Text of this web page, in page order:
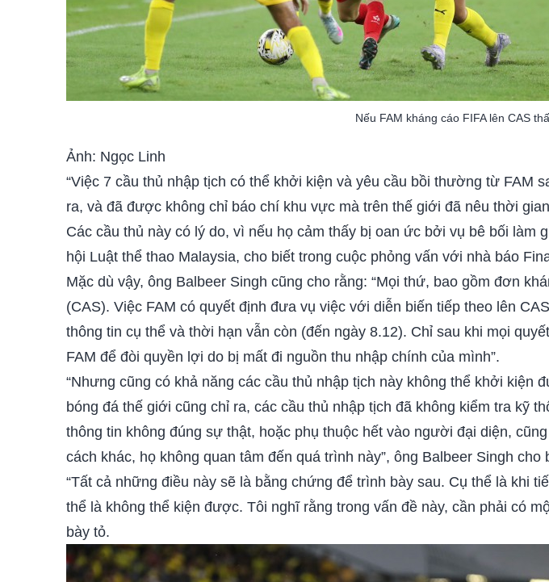
Nếu FAM kháng cáo FIFA lên CAS
Ảnh: Ngọc Linh
“Việc 7 cầu thủ nhập tịch có thể khởi kiện và yêu cầu bồi thường từ FAM
ra, và đã được không chỉ báo chí khu vực mà trên thế giới đã nêu thời
Các cầu thủ này có lý do, vì nếu họ cảm thấy bị oan ức bởi vụ bê bối làm
hội Luật thể thao Malaysia, cho biết trong cuộc phỏng vấn với nhà báo
Mặc dù vậy, ông Balbeer Singh cũng cho rằng: “Mọi thứ, bao gồm đơn
(CAS). Việc FAM có quyết định đưa vụ việc với diễn biến tiếp theo lên
thông tin cụ thể và thời hạn vẫn còn (đến ngày 8.12). Chỉ sau khi mọi
FAM để đòi quyền lợi do bị mất đi nguồn thu nhập chính của mình”.
“Nhưng cũng có khả năng các cầu thủ nhập tịch này không thể khởi kiện
bóng đá thế giới cũng chỉ ra, các cầu thủ nhập tịch đã không kiểm tra kỹ
thông tin không đúng sự thật, hoặc phụ thuộc hết vào người đại diện,
cách khác, họ không quan tâm đến quá trình này”, ông Balbeer Singh cho
“Tất cả những điều này sẽ là bằng chứng để trình bày sau. Cụ thể là khi
thể là không thể kiện được. Tôi nghĩ rằng trong vấn đề này, cần phải có
bày tỏ.